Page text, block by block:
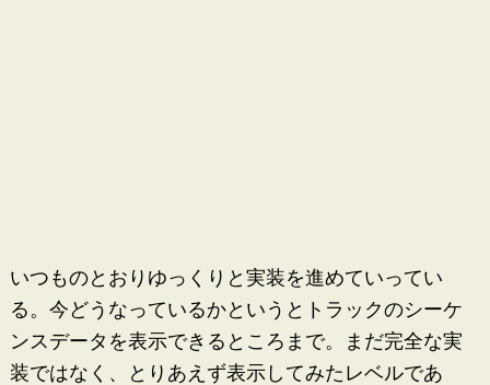
いつものとおりゆっくりと実装を進めていってい
る。今どうなっているかというとトラックのシーケ
ンスデータを表示できるところまで。まだ完全な実
装ではなく、とりあえず表示してみたレベルであ